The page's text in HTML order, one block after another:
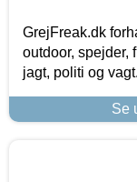
GrejFreak.dk
outdoor, spejder,
jagt, politi og
Se